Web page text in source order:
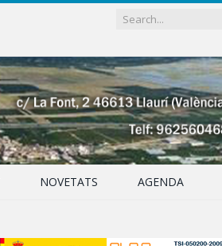
NOVETATS AGENDA